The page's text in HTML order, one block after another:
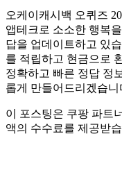
오케이캐시백 오퀴즈
앱테크로 소소한 행복
답을 업데이트하고 있
를 적립하고 현금으로
정확하고 빠른 정답 정
롭게 만들어드리겠습니
이 포스팅은 쿠팡 파트
액의 수수료를 제공받